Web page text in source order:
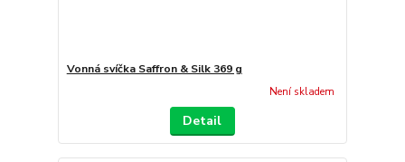
Vonná svíčka Saffron & Silk 369 g
Není skladem
Detail